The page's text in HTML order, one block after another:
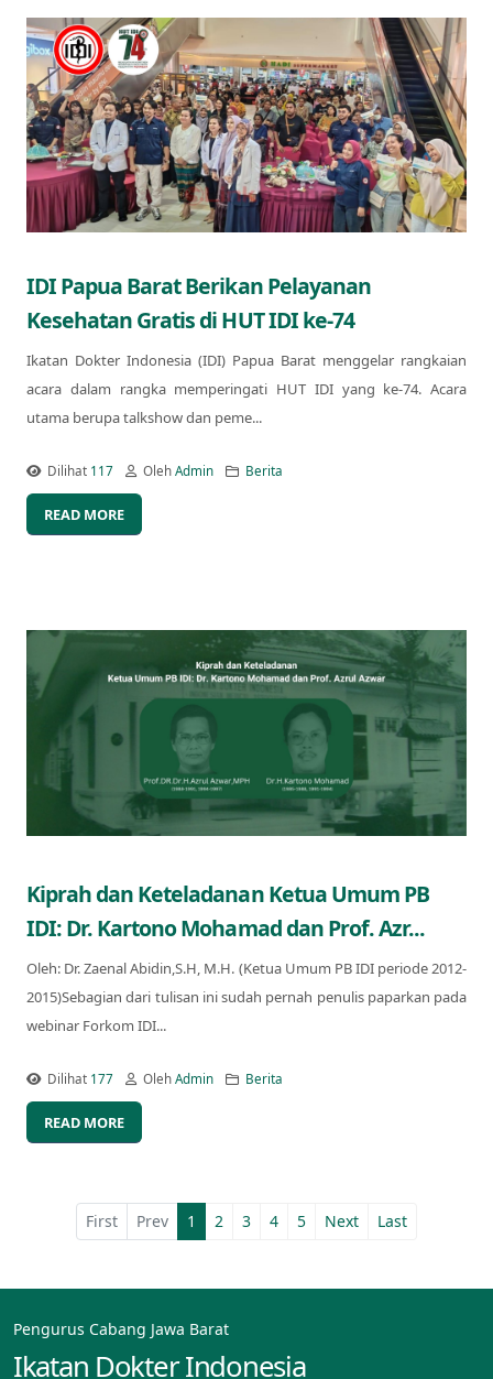
IDI Papua Barat Berikan Pelayanan
Kesehatan Gratis di HUT IDI ke-74
Ikatan Dokter Indonesia (IDI) Papua Barat menggelar rangkaian
acara dalam rangka memperingati HUT IDI yang ke-74. Acara
utama berupa talkshow dan peme...
Dilihat 117 OlehAdmin Berita
READ MORE
Kiprah dan Keteladanan Ketua Umum PB
IDI: Dr. Kartono Mohamad dan Prof. Azr...
Oleh: Dr. Zaenal Abidin,S.H, M.H. (Ketua Umum PB IDI periode 2012-
2015)Sebagian dari tulisan ini sudah pernah penulis paparkan pada
webinar Forkom IDI...
Dilihat 177 OlehAdmin Berita
READ MORE
First Prev 1 2 3 4 5 Next Last
Pengurus Cabang Jawa Barat
Ikatan Dokter Indonesia